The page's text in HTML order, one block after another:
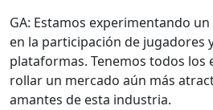
GA: Esta­mos exper­i­men­tan­do
en la par­tic­i­pación de jugadores
platafor­mas. Ten­emos todos
rol­lar un mer­ca­do aún más
amantes de esta indus­tria.